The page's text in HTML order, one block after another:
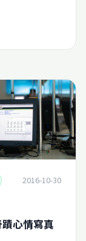
2016-10-30
心情寫真